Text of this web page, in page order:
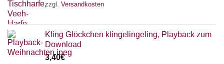
zzgl. Versandkosten
Kling Glöckchen klingelingeling, Playback zum
Download
3,40€